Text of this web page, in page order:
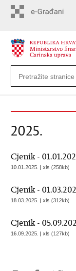
2025.
Cjenik -
10.01.2025. | xls (258kb)
Cjenik -
18.03.2025. | xls (312kb)
Cjenik -
16.09.2025. | xls (127kb)